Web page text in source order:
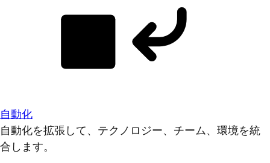
自動化
自動化を拡張して、テクノロジー、チーム、環境を統
合します。